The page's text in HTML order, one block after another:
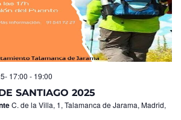
SANTIAGO 2025
17:00 - 19:00
C. de la Villa, 1, Talamanca de Jarama, Madrid,